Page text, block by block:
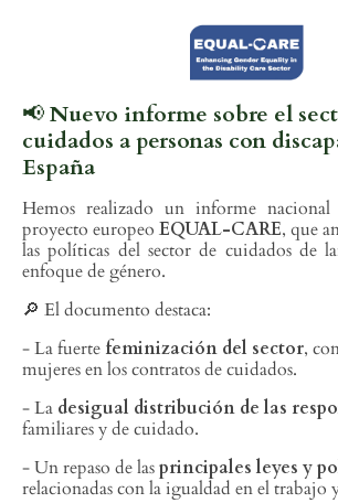
📢Nuevo informe sobre el
cuidados a personas con
España
Hemos realizado un informe
proyecto europeo EQUAL-CARE, que
las políticas del sector de cuidados de
enfoque de género.
🔎 El documento destaca:
- La fuerte feminización del sector,
mujeres en los contratos de cuidados.
- La desigual distribución de las
familiares y de cuidado.
- Un repaso de lasprincipales leyes y
relacionadas con la igualdad en el trabajo